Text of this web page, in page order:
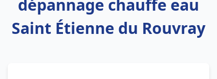
dépannage chauffe eau
Saint Étienne du Rouvray